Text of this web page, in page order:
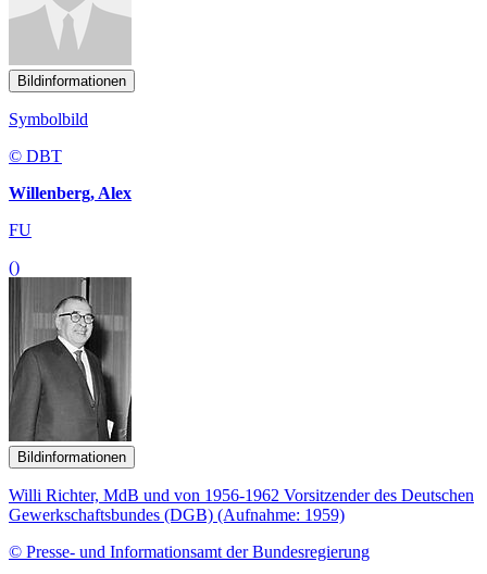
Bildinformationen
Symbolbild
© DBT
Willenberg, Alex
FU
()
Bildinformationen
Willi Richter, MdB und von 1956-1962 Vorsitzender des Deutschen
Gewerkschaftsbundes (DGB) (Aufnahme: 1959)
© Presse- und Informationsamt der Bundesregierung